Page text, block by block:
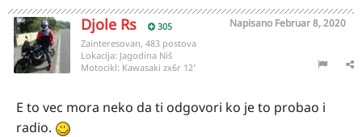
Djole Rs 305 Napisano Februar 8, 2020
Zainteresovan, 483 postova
Lokacija: Jagodina Niš
Motocikl: Kawasaki zx6r 12'
E to vec mora neko da ti odgovori ko je to probao i
radio.